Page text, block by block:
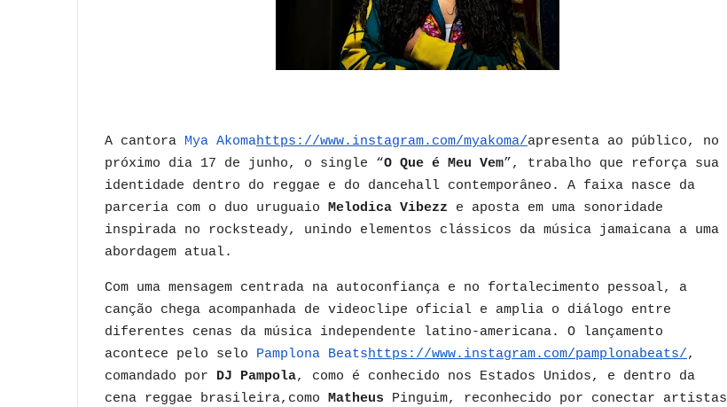
A cantora Mya Akomahttps://www.instagram.com/myakoma/apresenta ao público, no
próximo dia 17 de junho, o single “O Que é Meu Vem”, trabalho que reforça sua
identidade dentro do reggae e do dancehall contemporâneo. A faixa nasce da
parceria com o duo uruguaio Melodica Vibezz
e aposta em uma sonoridade
inspirada no rocksteady, unindo elementos clássicos da música jamaicana a uma
abordagem atual.
Com uma mensagem centrada na autoconfiança e no fortalecimento pessoal, a
canção chega acompanhada de videoclipe oficial e amplia o diálogo entre
diferentes cenas da música independente latino-americana. O lançamento
acontece pelo selo Pamplona Beatshttps://www.instagram.com/pamplonabeats/,
comandado por
DJ Pampola, como é conhecido nos Estados Unidos, e dentro da
cena reggae brasileira,como Matheus
Pinguim, reconhecido por conectar artistas